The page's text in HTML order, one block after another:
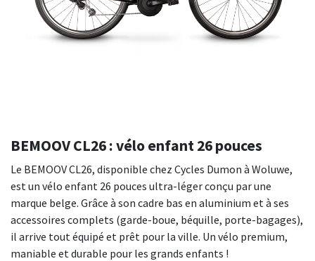
BEMOOV CL26 : vélo enfant 26 pouces
Le BEMOOV CL26, disponible chez Cycles Dumon à Woluwe,
est un vélo enfant 26 pouces ultra-léger conçu par une
marque belge. Grâce à son cadre bas en aluminium et à ses
accessoires complets (garde-boue, béquille, porte-bagages),
il arrive tout équipé et prêt pour la ville. Un vélo premium,
maniable et durable pour les grands enfants !